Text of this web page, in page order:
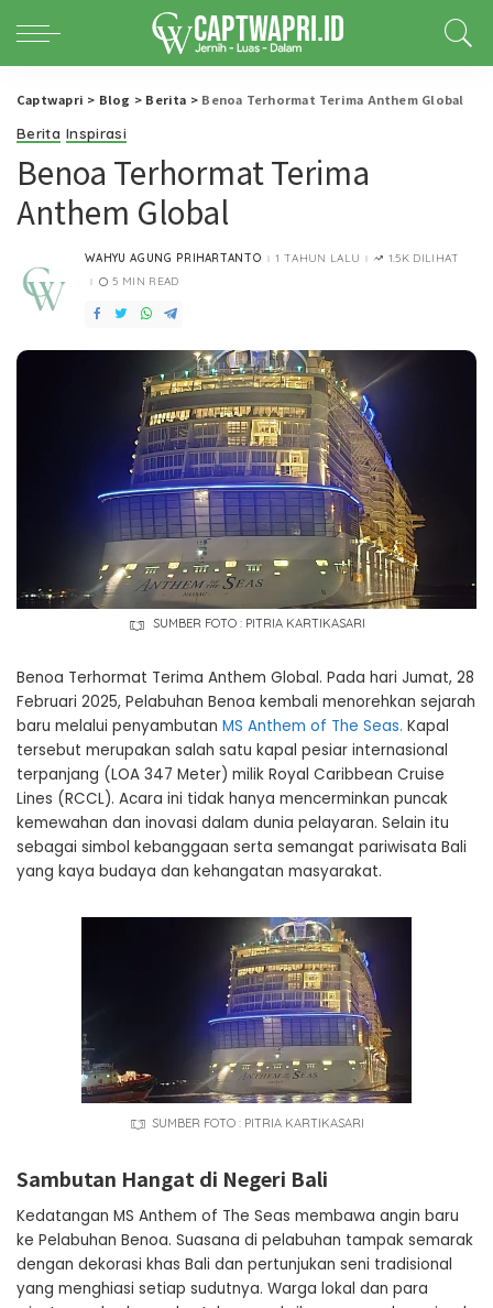
Captwapri > Blog > Berita > Benoa Terhormat Terima Anthem Global
Berita Inspirasi
Benoa Terhormat Terima
Anthem Global
POSTED
WAHYU AGUNG PRIHARTANTO 1 TAHUN LALU
1.5K DILIHAT
5 MIN READ
SUMBER FOTO : PITRIA KARTIKASARI
Benoa Terhormat Terima Anthem Global. Pada hari Jumat, 28
Februari 2025, Pelabuhan Benoa kembali menorehkan sejarah
baru melalui penyambutan MS Anthem of The Seas. Kapal
tersebut merupakan salah satu kapal pesiar internasional
terpanjang (LOA 347 Meter) milik Royal Caribbean Cruise
Lines (RCCL). Acara ini tidak hanya mencerminkan puncak
kemewahan dan inovasi dalam dunia pelayaran. Selain itu
sebagai simbol kebanggaan serta semangat pariwisata Bali
yang kaya budaya dan kehangatan masyarakat.
SUMBER FOTO : PITRIA KARTIKASARI
Sambutan Hangat di Negeri Bali
Kedatangan MS Anthem of The Seas membawa angin baru
ke Pelabuhan Benoa. Suasana di pelabuhan tampak semarak
dengan dekorasi khas Bali dan pertunjukan seni tradisional
yang menghiasi setiap sudutnya. Warga lokal dan para